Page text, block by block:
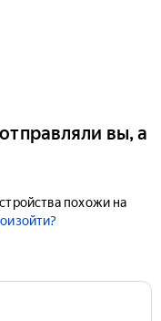
вы, а
похожи на